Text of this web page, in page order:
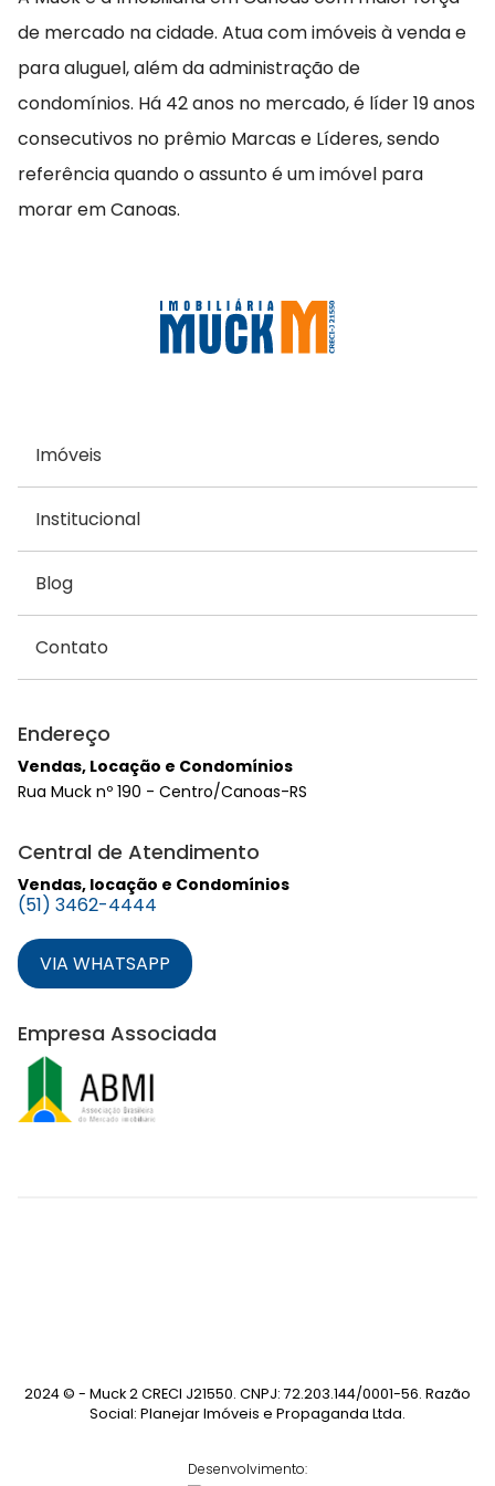
de mercado na cidade. Atua com imóveis à venda e
para aluguel, além da administração de
condomínios. Há 42 anos no mercado, é líder 19 anos
consecutivos no prêmio Marcas e Líderes, sendo
referência quando o assunto é um imóvel para
morar em Canoas.
Imóveis
Institucional
Blog
Contato
Endereço
Vendas, Locação e Condomínios
Rua Muck nº 190 - Centro/Canoas-RS
Central de Atendimento
Vendas, locação e Condomínios
(51) 3462-4444
VIA WHATSAPP
Empresa Associada
2024 © - Muck 2 CRECI J21550. CNPJ: 72.203.144/0001-56. Razão
Social: Planejar Imóveis e Propaganda Ltda.
Desenvolvimento: